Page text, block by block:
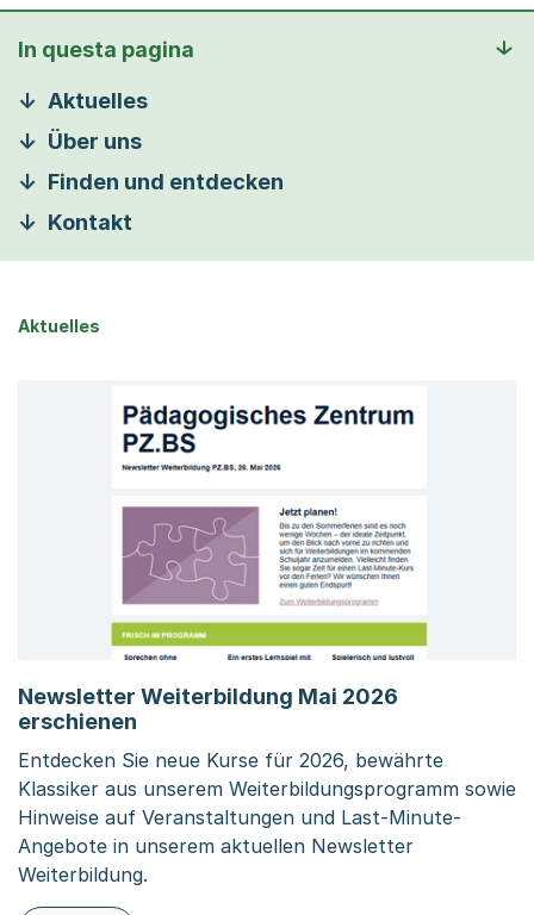
In questa pagina
Aktuelles
Über uns
Finden und entdecken
Kontakt
Aktuelles
Newsletter Weiterbildung Mai 2026
erschienen
Entdecken Sie neue Kurse für 2026, bewährte
Klassiker aus unserem Weiterbildungsprogramm sowie
Hinweise auf Veranstaltungen und Last-Minute-
Angebote in unserem aktuellen Newsletter
Weiterbildung.